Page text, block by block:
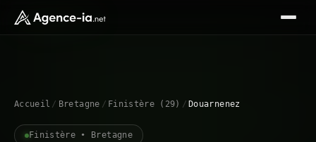
Accueil / Bretagne / Finistère (29) / Douarnenez
Finistère • Bretagne